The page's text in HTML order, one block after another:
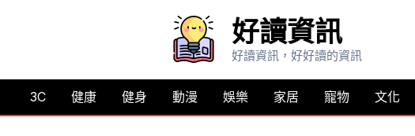
好讀資訊
好讀資訊，好好讀的資訊
3C 健康 健身 動漫 娛樂 家居 寵物 文化